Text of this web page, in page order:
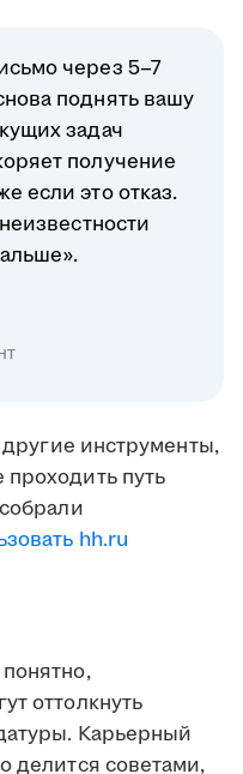
через 5–7
поднять вашу
задач
получение
если это отказ.
инструменты,
путь
hh.ru
оттолкнуть
Карьерный
делится советами,